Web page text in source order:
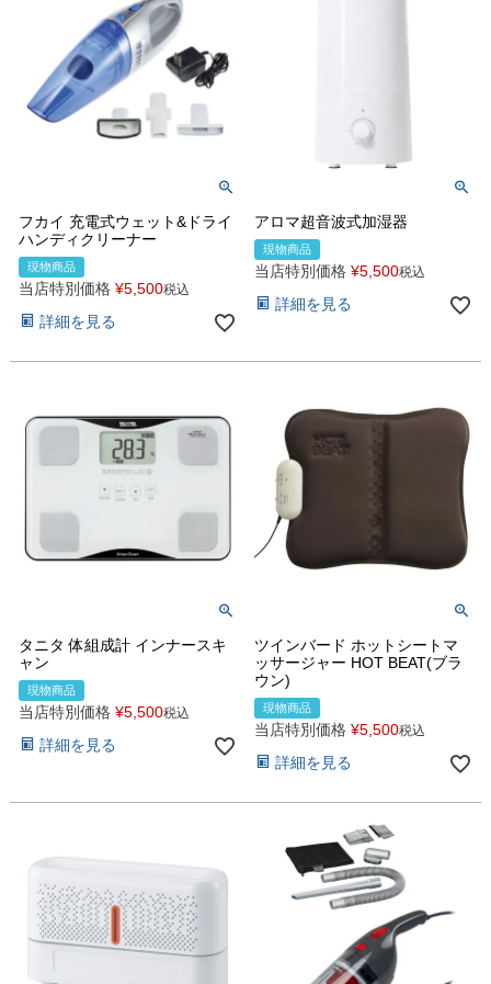
フカイ 充電式ウェット&ドライ
ハンディクリーナー
現物商品
当店特別価格 ¥5,500税込
詳細を見る
アロマ超音波式加湿器
現物商品
当店特別価格 ¥5,500税込
詳細を見る
タニタ 体組成計 インナースキ
ャン
現物商品
当店特別価格 ¥5,500税込
詳細を見る
ツインバード ホットシートマ
ッサージャー HOT BEAT(ブラ
ウン)
現物商品
当店特別価格 ¥5,500税込
詳細を見る